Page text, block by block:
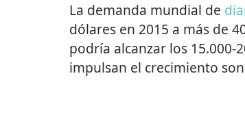
La demanda mundial de
dólares en 2015 a más de
podría alcanzar los 15.000-
impulsan el crecimiento